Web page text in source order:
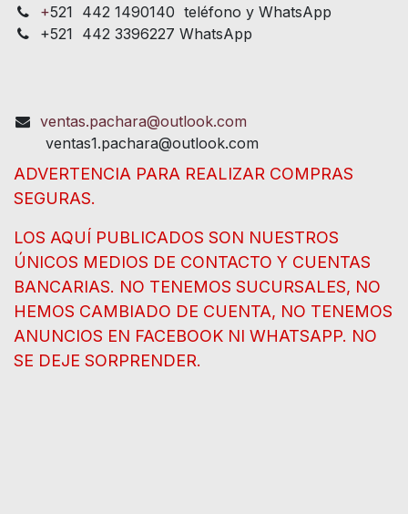
+521 442 1490140 teléfono y WhatsApp
+521 442 3396227 WhatsApp
ventas.pachara@outlook.com
ventas1.pachara@outlook.com
ADVERTENCIA PARA REALIZAR COMPRAS
SEGURAS.
LOS AQUÍ PUBLICADOS SON NUESTROS
ÚNICOS MEDIOS DE CONTACTO Y CUENTAS
BANCARIAS. NO TENEMOS SUCURSALES, NO
HEMOS CAMBIADO DE CUENTA, NO TENEMOS
ANUNCIOS EN FACEBOOK NI WHATSAPP. NO
SE DEJE SORPRENDER.